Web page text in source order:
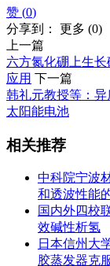
赞 (0)
分享到： 更多 (0)
上一篇
六方氮化硼上生
应用 下一篇
韩礼元教授等：
太阳能电池
相关推荐
中科院宁波
和透波性能
国内外四校
效碱性析氢
日本信州大
胶蒸发器克